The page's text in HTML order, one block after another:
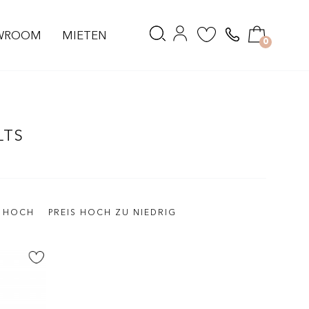
MIETEN 0
HOCH PREIS HOCH ZU NIEDRIG